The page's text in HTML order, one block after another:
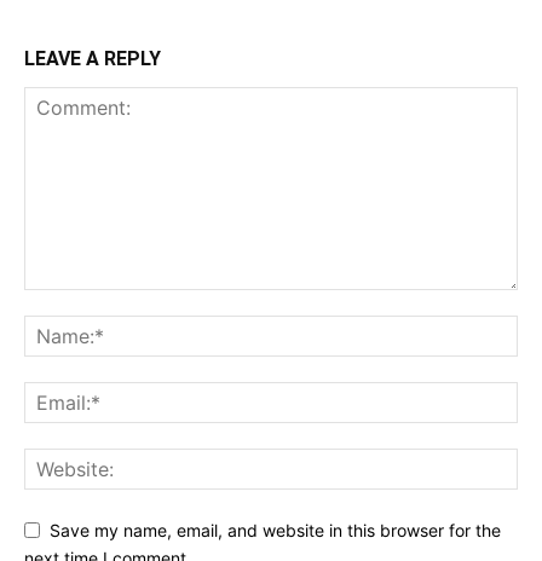
LEAVE A REPLY
Save my name, email, and website in this browser for the